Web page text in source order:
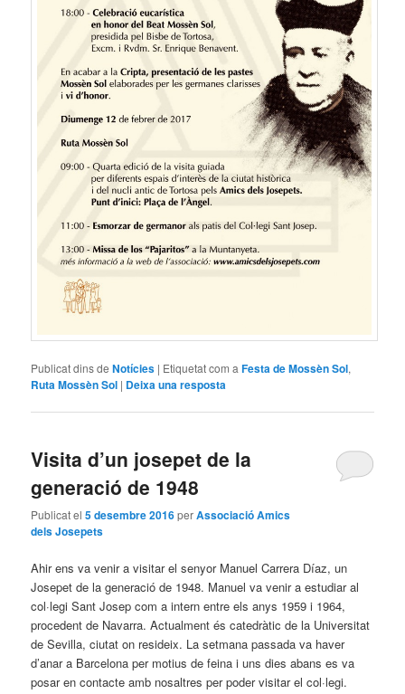
Publicat dins de Notícies | Etiquetat com a Festa de Mossèn Sol,
Ruta Mossèn Sol | Deixa una resposta
Visita d’un josepet de la
generació de 1948
Publicat el5 desembre 2016perAssociació Amics
dels Josepets
Ahir ens va venir a visitar el senyor Manuel Carrera Díaz, un
Josepet de la generació de 1948. Manuel va venir a estudiar al
col·legi Sant Josep com a intern entre els anys 1959 i 1964,
procedent de Navarra. Actualment és catedràtic de la Universitat
de Sevilla, ciutat on resideix. La setmana passada va haver
d’anar a Barcelona per motius de feina i uns dies abans es va
posar en contacte amb nosaltres per poder visitar el col·legi.